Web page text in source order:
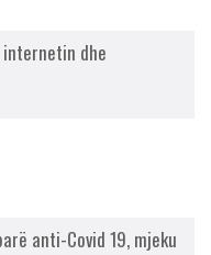
internetin dhe
anti-Covid 19, mjeku